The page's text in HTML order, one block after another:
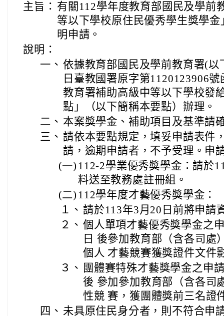
主旨： 有關112學年度教育部國民及學前
等以下學校原住民優秀學生獎學
明申請。
說明：
一、 依據教育部國民及學前教育署(
日臺教國署原字第1120123906
教育署補助高級中等以下學校發
點」（以下簡稱本要點）辦理。
二、 本案獎學金、補助項目及基準請
三、 請依本要點規定，填妥申請表件
請，逾期申請者，不予受理。申
(一) 112-2學業優秀獎學金：請於
料送至教務處註冊組。
(二) 112學年度才藝優秀獎學金：
１、 請於113年3月20日前將申請
２、 個人單項才藝優秀獎學金之
日 後參加教育部（含各司處
個人 才藝競賽獲獎證件文件
３、 團體賽特殊才藝獎學金之申
後 參加參加教育部（含各司
性競 賽，獲團體獎前三名證
四、 未具原住民身分者，則不符合申